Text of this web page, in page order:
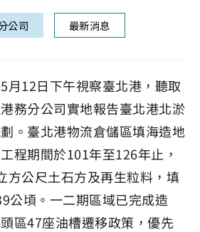
公司 最新消息
月12日下午視察臺北港，聽取
務分公司實地報告臺北港北淤
。臺北港物流倉儲區填海造地
程期間於101年至126年止，
方公尺土石方及再生粒料，填
公頃。一二期區域已完成造
區47座油槽遷移政策，優先